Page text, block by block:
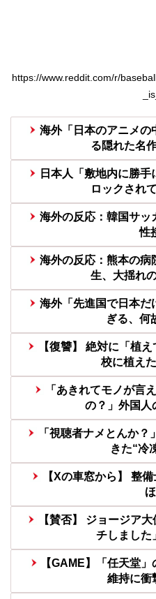
https://www.reddit.com/r/
海外「日本のアニメの
る隠れた名
日本人「敷地内に勝
ロックされ
海外の反応：韓国サッ
性
海外の反応：熊本の病
生、大揺れ
海外「先進国で日本だ
ぎる、何
【復讐】 絶対に「植
校に植え
「あきれてモノが言
の？」外国人
「視聴者ナメとんか
きた“冷
【Xの車窓から】 整
【賛否】 ジョージア
チしまし
【GAME】「任天堂
維持に衝